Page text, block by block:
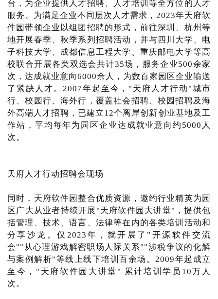
台，为企业提供人才招聘、人才培训等全方位的人才
服务。为满足企业不同层次人才需求，2023年天府软
件园带领企业以组团招聘的形式，前往深圳、杭州等
地开展春季、秋季系列招聘活动，并与四川大学、电
子科技大学、成都信息工程大学、重庆邮电大学等高
校联合开展各类双选会共计35场，服务企业500余家
次，达成就业意向6000余人，为数百家园区企业输送
了紧缺人才。2007年起至今，"天府人才行动"城市
行、校园行、海外行，覆盖社会招聘、校园招聘及海
外高端人才招聘，已建立12个离岸创新创业基地及工
作站，平均每年为园区企业达成就业意向约5000人
次。
天府人才行动招聘会现场
同时，天府软件园整合优质资源，邀约行业精英为园
区广大从业者持续开展"天府软件园大讲堂"，提供包
括管理、技术、语言、法律等在内的各类培训活动和
分享沙龙。仅2023年，就开展了"开源软件交流
会""从心理游戏解密职场人际关系""涉税争议的化解
与案例解析"等线上线下培训百余场。2009年起成立
至今，"天府软件园大讲堂" 累计培训学员10万人
次。